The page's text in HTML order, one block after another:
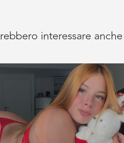
interessare anche